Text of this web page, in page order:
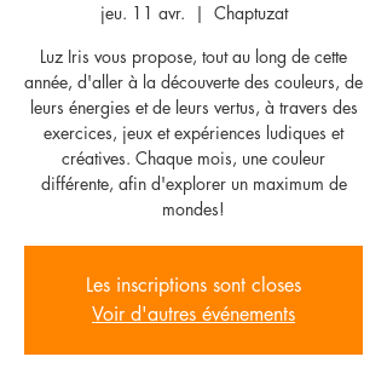
jeu. 11 avr.
  |
Chaptuzat
Luz Iris vous propose, tout au long de cette
année, d'aller à la découverte des couleurs, de
leurs énergies et de leurs vertus, à travers des
exercices, jeux et expériences ludiques et
créatives. Chaque mois, une couleur
différente, afin d'explorer un maximum de
mondes!
Les inscriptions sont closes
Voir d'autres événements